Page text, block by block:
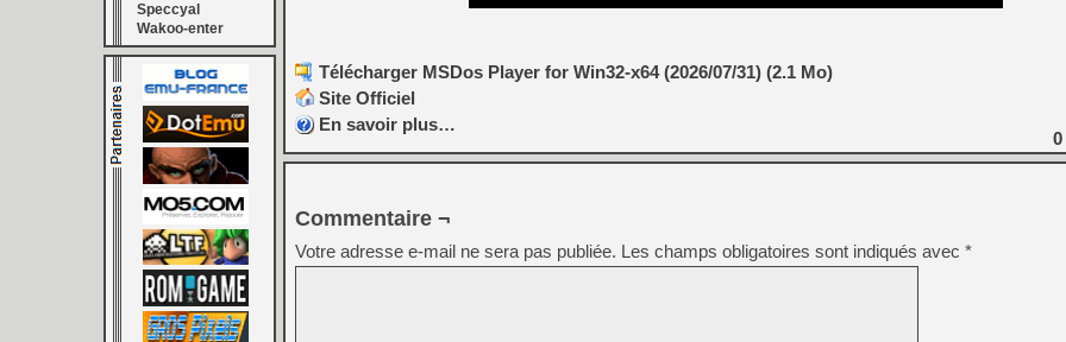
[GK] Beast of
[GK] Ubisoft : fin de partie
[GK] Mémoire cash -
[GK] Dan Houser (GTA)
[GK] Comment EA Sports
[GK] Crimson Moon : un
[GK] Isle of Reveries : le
[GK] Moonlighter 2 : The
[GK] Capcom relance
[Mo5] Deux inédits du
[GK] Le beat'em up The
[GK] Endless Legend 2 :
Speccyal
Wakoo-enter
Télécharger MSDos Player for Win32-x64 (2026/07/31) (2.1 Mo)
Site Officiel
En savoir plus…
0
Commentaire ¬
Votre adresse e-mail ne sera pas publiée. Les champs obligatoires sont indiqués avec *